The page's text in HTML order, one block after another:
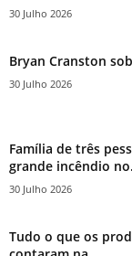
30 Julho 2026
Bryan Cranston
30 Julho 2026
Família de três
grande incêndio
30 Julho 2026
Tudo o que os